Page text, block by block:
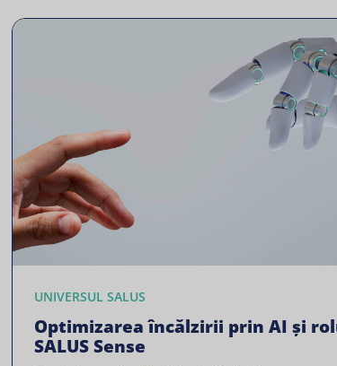
UNIVERSUL SALUS
Optimizarea încălzirii prin AI și
SALUS Sense